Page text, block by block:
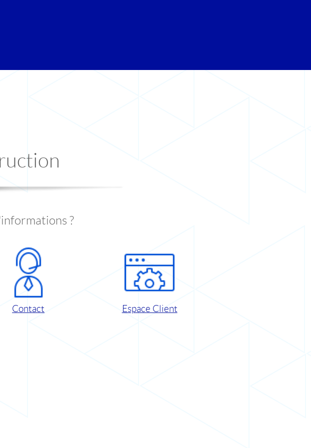
?
Contact Espace Client